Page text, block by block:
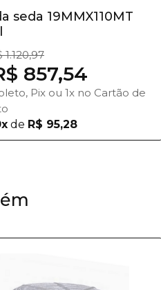
seda 19MMX110MT
1.120,97
857,54
Pix ou 1x no Cartão de
de R$ 95,28